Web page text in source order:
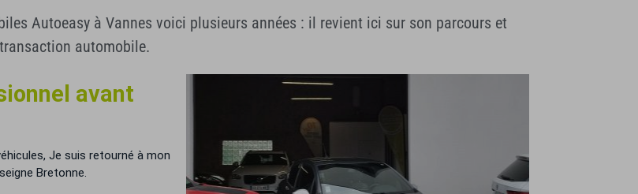
Autoeasy à Vannes voici plusieurs années : il revient ici sur son parcours et
automobile.
avant
Je suis retourné à mon
Bretonne.